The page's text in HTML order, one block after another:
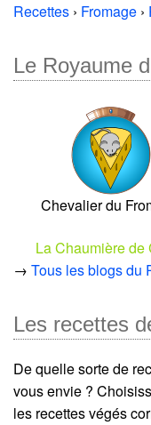
Recettes › Fromage ›
Le Royaume
Chevalier du
La Chaumière de
→ Tous les blogs du
Les recettes
De quelle sorte de
vous envie ?
les recettes végés